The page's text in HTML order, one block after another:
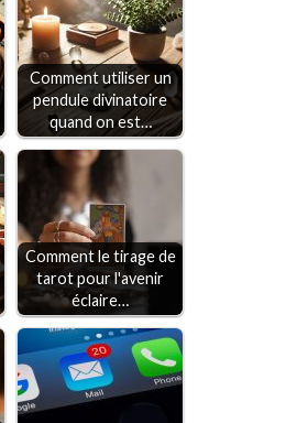
Comment utiliser un
pendule divinatoire
quand on est…
Comment le tirage de
tarot pour l'avenir
éclaire…